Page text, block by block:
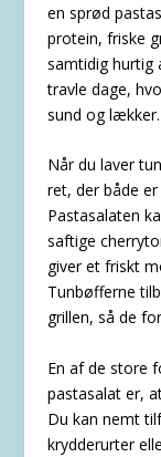
en sprød
protein, friske
samtidig hurtig
travle dage,
sund og lækker.
Når du laver
ret, der både
Pastasalaten
saftige
giver et friskt
Tunbøfferne
grillen, så de
En af de store
pastasalat er,
Du kan nemt
krydderurter